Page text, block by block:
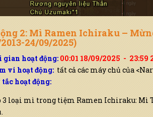
2: Mì Ramen Ichiraku –
24/09/2025)
gian hoạt động: 00:01 18/09/2025 - 23:59
vi hoạt động: tất cả các máy chủ của
tắc hoạt động:
3 loại mì trong tiệm Ramen Ichiraku: Mì